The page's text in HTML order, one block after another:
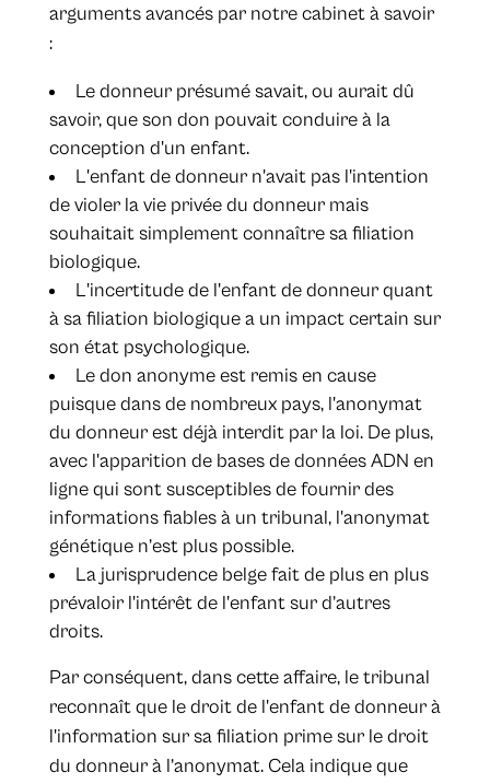
arguments avancés par notre cabinet à savoir
:
Le donneur présumé savait, ou aurait dû
savoir, que son don pouvait conduire à la
conception d'un enfant.
L'enfant de donneur n'avait pas l'intention
de violer la vie privée du donneur mais
souhaitait simplement connaître sa filiation
biologique.
L'incertitude de l'enfant de donneur quant
à sa filiation biologique a un impact certain sur
son état psychologique.
Le don anonyme est remis en cause
puisque dans de nombreux pays, l'anonymat
du donneur est déjà interdit par la loi. De plus,
avec l'apparition de bases de données ADN en
ligne qui sont susceptibles de fournir des
informations fiables à un tribunal, l'anonymat
génétique n’est plus possible.
La jurisprudence belge fait de plus en plus
prévaloir l'intérêt de l'enfant sur d’autres
droits.
Par conséquent, dans cette affaire, le tribunal
reconnaît que le droit de l'enfant de donneur à
l'information sur sa filiation prime sur le droit
du donneur à l’anonymat. Cela indique que